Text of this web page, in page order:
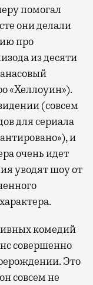
помогал
они делали
про
из десяти
«Хеллоуин»).
(совсем
для сериала
и
очень идет
уводят шоу от
комедий
совершенно
Это
совсем не